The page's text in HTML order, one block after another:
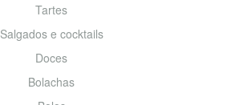
Tartes
Salgados e cocktails
Doces
Bolachas